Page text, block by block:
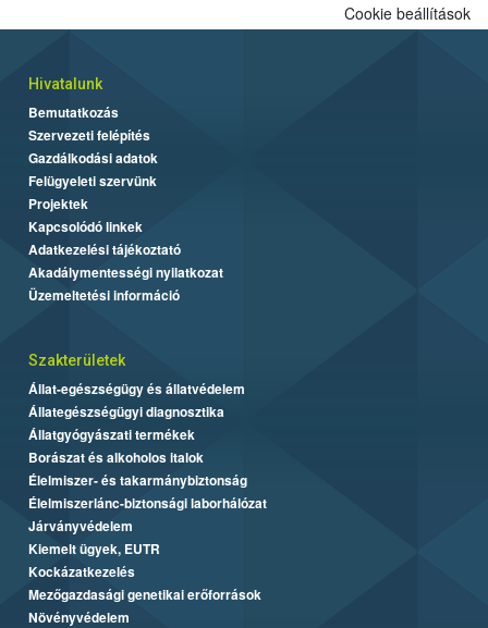
Cookie beállítások
Hivatalunk
Bemutatkozás
Szervezeti felépítés
Gazdálkodási adatok
Felügyeleti szervünk
Projektek
Kapcsolódó linkek
Adatkezelési tájékoztató
Akadálymentességi nyilatkozat
Üzemeltetési információ
Szakterületek
Állat-egészségügy és állatvédelem
Állategészségügyi diagnosztika
Állatgyógyászati termékek
Borászat és alkoholos italok
Élelmiszer- és takarmánybiztonság
Élelmiszerlánc-biztonsági laborhálózat
Járványvédelem
Kiemelt ügyek, EUTR
Kockázatkezelés
Mezőgazdasági genetikai erőforrások
Növényvédelem